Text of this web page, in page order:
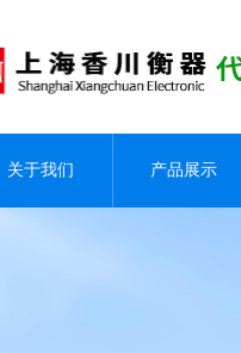
关于我们 产品展示